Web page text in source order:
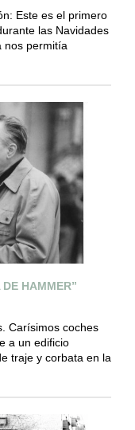
Este es el primero
las Navidades
nos permitía
HAMMER”
Carísimos coches
a un edificio
traje y corbata en la